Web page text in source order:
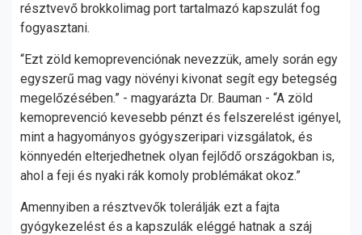
résztvevő brokkolimag port tartalmazó kapszulát fog
fogyasztani.
“Ezt zöld kemoprevenciónak nevezzük, amely során egy
egyszerű mag vagy növényi kivonat segít egy betegség
megelőzésében.” - magyarázta Dr. Bauman - “A zöld
kemoprevenció kevesebb pénzt és felszerelést igényel,
mint a hagyományos gyógyszeripari vizsgálatok, és
könnyedén elterjedhetnek olyan fejlődő országokban is,
ahol a feji és nyaki rák komoly problémákat okoz.”
Amennyiben a résztvevők tolerálják ezt a fajta
gyógykezelést és a kapszulák eléggé hatnak a száj